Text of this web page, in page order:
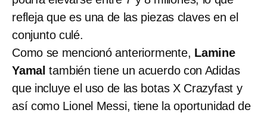
refleja que es una de las piezas claves en el
conjunto culé.
Como se mencionó anteriormente, Lamine
Yamal también tiene un acuerdo con Adidas
que incluye el uso de las botas X Crazyfast y
así como Lionel Messi, tiene la oportunidad de